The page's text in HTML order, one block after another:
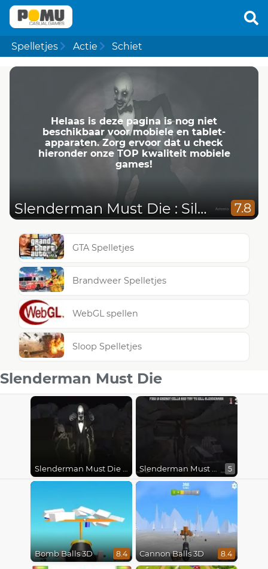
Spelletjes Actie Schiet
Helaas is deze pagina is nog niet
beschikbaar voor mobiele en tablet-
apparaten. Zorg ervoor dat u check
hieronder onze TOP kwaliteit mobiele
games!
Slenderman Must Die : Silent Streets 7.8
GTA Spelletjes
Brandweer Spelletjes
WebGL spellen
Sloop Spelletjes
Slenderman Must Die
Slenderman Must Die : Abandoned Graveyard Slenderman Must Die : Dead Space 5
Bomb Balls 3D 8.4 Cannon Balls 3D 8.4